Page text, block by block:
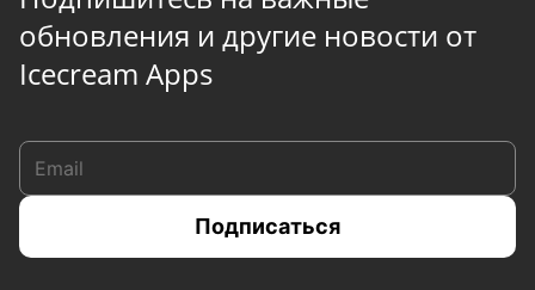
обновления и другие новости от
Icecream Apps